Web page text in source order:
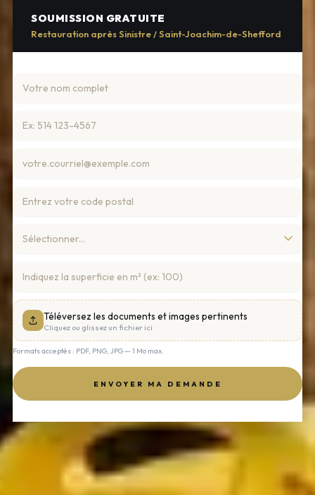
SOUMISSION GRATUITE
Restauration après Sinistre / Saint-Joachim-de-Shefford
Téléversez les documents et images pertinents
Cliquez ou glissez un fichier ici
Formats acceptés : PDF, PNG, JPG — 1 Mo max.
ENVOYER MA DEMANDE